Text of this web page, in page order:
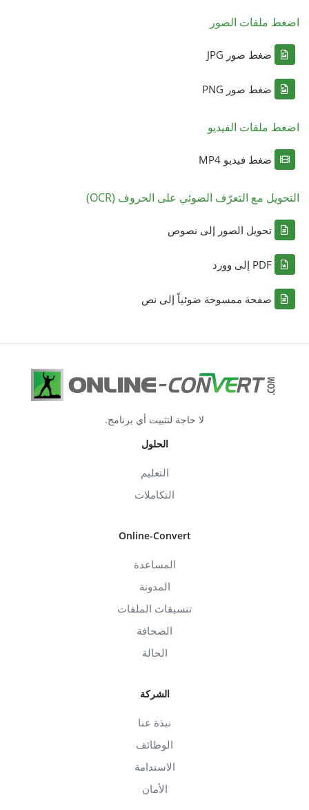
اضغط ملفات الصور
ضغط صور JPG
ضغط صور PNG
اضغط ملفات الفيديو
ضغط فيديو MP4
التحويل مع التعرّف الضوئي على الحروف (OCR)
تحويل الصور إلى نصوص
PDF إلى وورد
صفحة ممسوحة ضوئياً إلى نص
لا حاجة لتثبيت أي برنامج.
الحلول
التعليم
التكاملات
Online-Convert
المساعدة
المدونة
تنسيقات الملفات
الصحافة
الحالة
الشركة
نبذة عنا
الوظائف
الاستدامة
الأمان